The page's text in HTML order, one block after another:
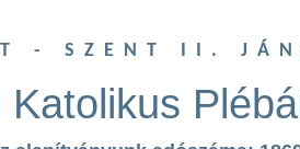
- SZENT II.
Katolikus